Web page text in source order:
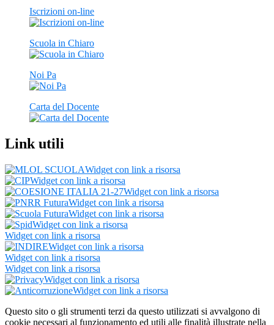
Iscrizioni on-line
Scuola in Chiaro
Noi Pa
Carta del Docente
Link utili
Widget con link a risorsa
Widget con link a risorsa
Widget con link a risorsa
Widget con link a risorsa
Widget con link a risorsa
Widget con link a risorsa
Widget con link a risorsa
Widget con link a risorsa
Widget con link a risorsa
Widget con link a risorsa
Widget con link a risorsa
Widget con link a risorsa
Questo sito o gli strumenti terzi da questo utilizzati si avvalgono di
cookie necessari al funzionamento ed utili alle finalità illustrate nella